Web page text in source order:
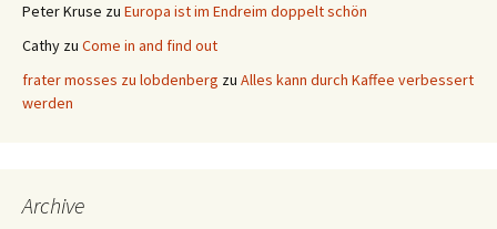
Peter Kruse zu Europa ist im Endreim doppelt schön
Cathy zu Come in and find out
frater mosses zu lobdenberg zu Alles kann durch Kaffee verbessert
werden
Archive